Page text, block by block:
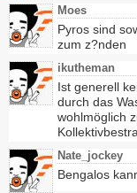
Moes
Pyros sind
zum z?nden
ikutheman
Ist generell
durch das
wohlmöglich
Nate_jockey
Bengalos